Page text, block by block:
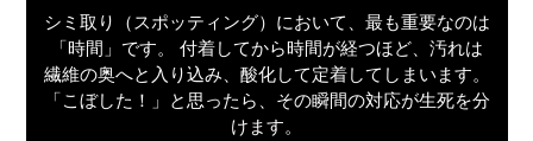
シミ取り（スポッティング）において、最も重要なのは
「時間」です。 付着してから時間が経つほど、汚れは
繊維の奥へと入り込み、酸化して定着してしまいます。
「こぼした！」と思ったら、その瞬間の対応が生死を分
けます。